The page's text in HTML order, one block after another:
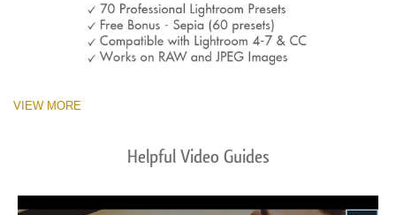
VIEW MORE
Helpful Video Guides